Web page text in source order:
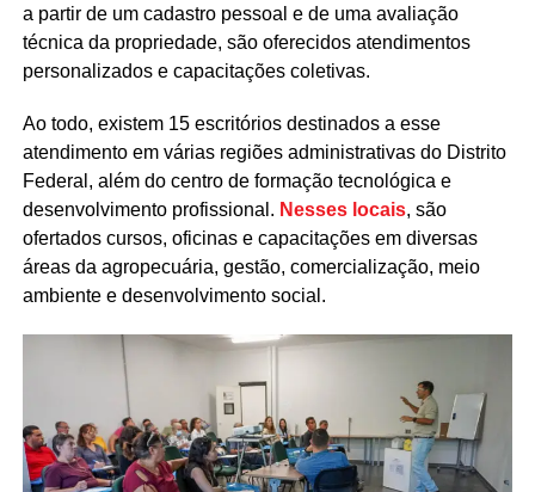
a partir de um cadastro pessoal e de uma avaliação
técnica da propriedade, são oferecidos atendimentos
personalizados e capacitações coletivas.
Ao todo, existem 15 escritórios destinados a esse
atendimento em várias regiões administrativas do Distrito
Federal, além do centro de formação tecnológica e
desenvolvimento profissional. Nesses locais, são
ofertados cursos, oficinas e capacitações em diversas
áreas da agropecuária, gestão, comercialização, meio
ambiente e desenvolvimento social.